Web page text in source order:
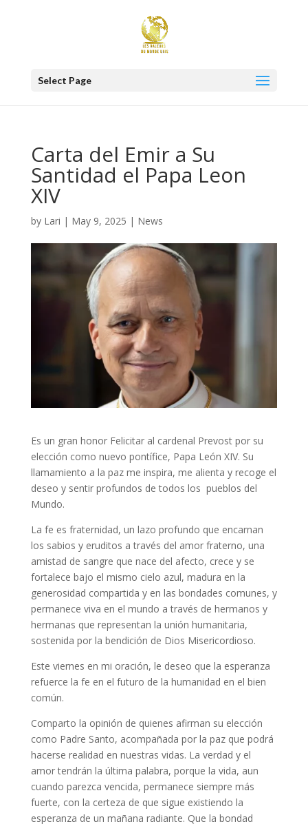
Select Page
Carta del Emir a Su
Santidad el Papa Leon
XIV
by Lari | May 9, 2025 | News
Es un gran honor Felicitar al cardenal Prevost por su
elección como nuevo pontífice, Papa León XIV. Su
llamamiento a la paz me inspira, me alienta y recoge el
deseo y sentir profundos de todos los pueblos del
Mundo.
La fe es fraternidad, un lazo profundo que encarnan
los sabios y eruditos a través del amor fraterno, una
amistad de sangre que nace del afecto, crece y se
fortalece bajo el mismo cielo azul, madura en la
generosidad compartida y en las bondades comunes, y
permanece viva en el mundo a través de hermanos y
hermanas que representan la unión humanitaria,
sostenida por la bendición de Dios Misericordioso.
Este viernes en mi oración, le deseo que la esperanza
refuerce la fe en el futuro de la humanidad en el bien
común.
Comparto la opinión de quienes afirman su elección
como Padre Santo, acompañada por la paz que podrá
hacerse realidad en nuestras vidas. La verdad y el
amor tendrán la última palabra, porque la vida, aun
cuando parezca vencida, permanece siempre más
fuerte, con la certeza de que sigue existiendo la
esperanza de un mañana radiante. Que la bondad